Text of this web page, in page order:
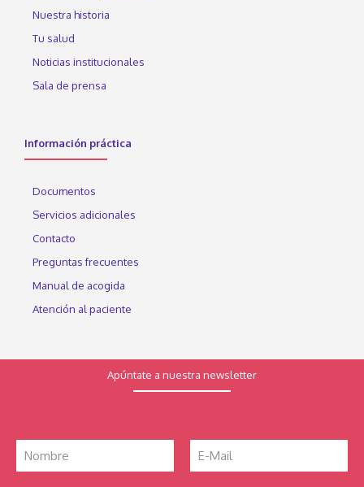
Nuestra historia
Tu salud
Noticias institucionales
Sala de prensa
Información práctica
Documentos
Servicios adicionales
Contacto
Preguntas frecuentes
Manual de acogida
Atención al paciente
Apúntate a nuestra newsletter